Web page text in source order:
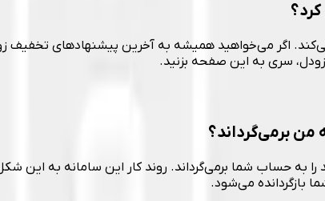
اگر می‌خواهید همیشه به آخرین پیشنهادهای تخفیف
سری به این صفحه بزنید.
برمی‌گرداند؟
را به حساب شما برمی‌گرداند. روند کار این سامانه به این
بازگردانده می‌شود.